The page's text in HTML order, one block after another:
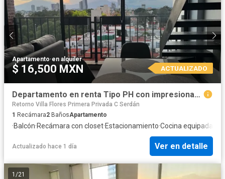
Apartamento·en alquiler
$ 16,500 MXN ACTUALIZADO
Departamento en renta Tipo PH con impresionantes Vistas
Retorno Villa Flores Primera Privada C Serdán
1 Recámara2 BañosApartamento
·Balcón·Recámara con closet·Estacionamiento·Cocina equipada
Actualizado hace 1 día Ver en detalle
1 /21